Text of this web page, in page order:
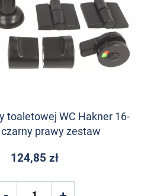
toaletowej WC Hakner 16-
prawy zestaw
124,85 zł